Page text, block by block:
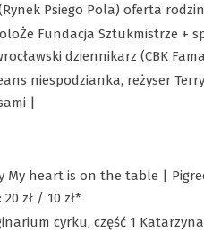
Psiego Pola) oferta
Fundacja Sztukmistrze
dziennikarz (CBK
niespodzianka, reżyser
|
My heart is on the table |
zł / 10 zł*
cyrku, część 1